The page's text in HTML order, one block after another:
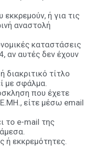
ή για τις
αναστολή
καταστάσεις
αν αυτές δεν έχουν
τίτλο
με σφάλμα.
που έχετε
είτε μέσω email
το e-mail της
ή εκκρεμότητες.